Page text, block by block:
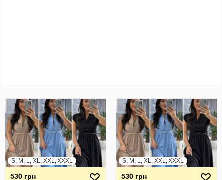
S, M, L, XL, XXL, XXXL
530 грн
S, M, L, XL, XXL, XXXL
530 грн